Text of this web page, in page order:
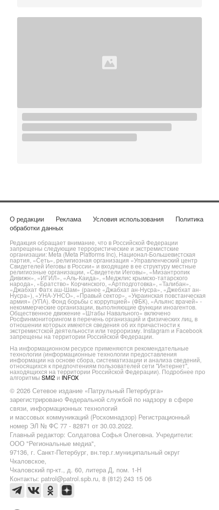
О редакции Реклама Условия использования
Политика
обработки данных
Редакция обращает внимание, что в Российской Федерации
запрещены следующие террористические и экстремистские
организации: Meta (Meta Platforms Inc), Национал-Большевистская
партия, «Сеть», религиозная организация «Управленческий центр
Свидетелей Иеговы в России» и входящие в ее структуру местные
религиозные организации, «Свидетели Иеговы», «Мизантропик
Дивижн», «ИГИЛ», «Аль-Каида», «Меджлис крымско-татарского
народа», «Братство» Корчинского, «Артподготовка», «Талибан»,
«Джабхат Фатх аш-Шам» (ранее «Джабхат ан-Нусра», «Джебхат ан-
Нусра»), «УНА-УНСО», «Правый сектор», «Украинская повстанческая
армия» (УПА). Фонд борьбы с коррупцией» (ФБК), «Альянс врачей» -
некоммерческие организации, выполняющие функции иноагентов.
Общественное движение «Штабы Навального» включено
Росфинмониторингом в перечень организаций и физических лиц, в
отношении которых имеются сведения об их причастности к
экстремистской деятельности или терроризму. Instagram и Facebook
запрещены на территории Российской Федерации.
На информационном ресурсе применяются рекомендательные
технологии (информационные технологии предоставления
информации на основе сбора, систематизации и анализа сведений,
относящихся к предпочтениям пользователей сети "Интернет",
находящихся на территории Российской Федерации). Подробнее про
алгоритмы SMI2 и INFOX
© 2026 Сетевое издание «Патрульный Петербурга»
зарегистрировано Федеральной службой по надзору в сфере
связи, информационных технологий
и массовых коммуникаций (Роскомнадзор) Регистрационный
номер ЭЛ № ФС 77 - 82871 от 30.03.2022.
Главный редактор: Солдатова Софья Олеговна. Учредители:
ООО "Региональные медиа",
97136, г. Санкт-Петербург, вн.тер.г.муниципальный округ
Чкаловское,
Чкаловский пр-кт., д. 60, литера Д, пом. 1-Н
Контакты: patrol@patrol.spb.ru, 8 (812) 243 15 06